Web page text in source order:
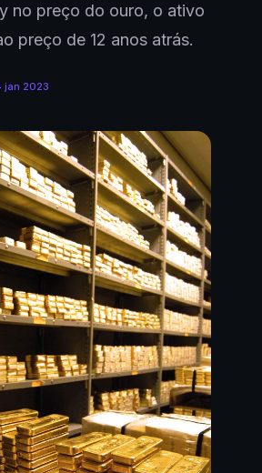
no preço do ouro, o ativo
preço de 12 anos atrás.
jan 2023